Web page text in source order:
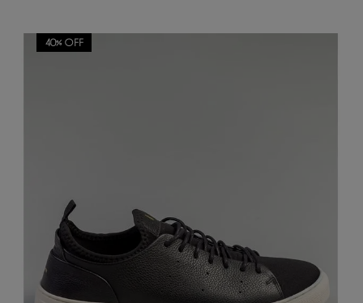
40% OFF